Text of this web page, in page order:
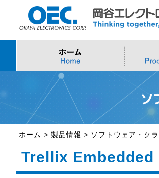
>Intel (IoT/Embedded)
>Intel (PC)
ソ
>AI・IoTソリューション
>インテル IoTソリューション
>評価開発キット
ス
>
>
>製品・御見積お問い合わせ >
ホーム > 製品情報 > ソフトウェア・ク
Trellix Embedded